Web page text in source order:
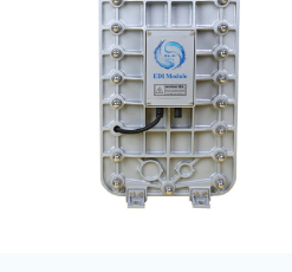
MK-TC200 EDI模块